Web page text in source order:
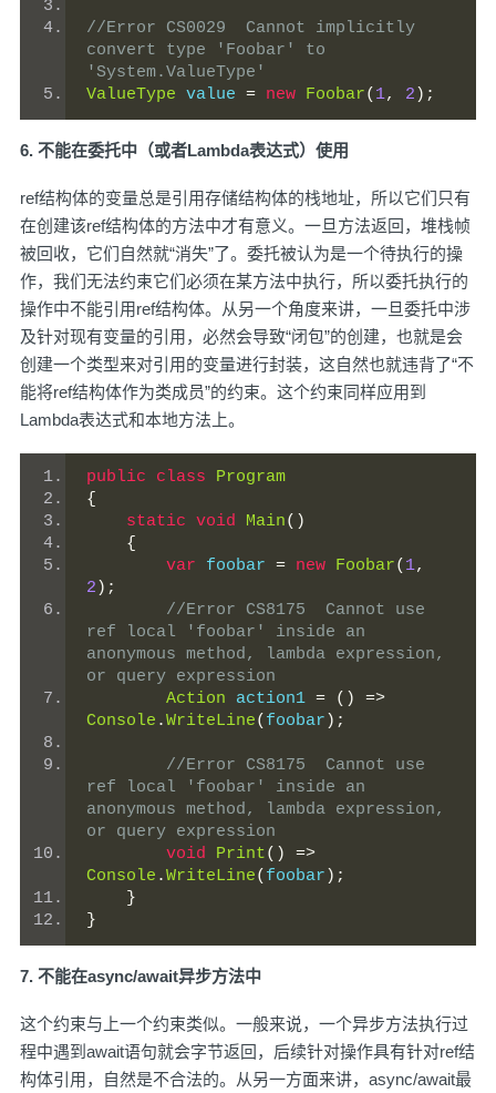
//Error	CS0029	Cannot implicitly
convert type 'Foobar' to
'System.ValueType'
ValueType value = new Foobar( 1, 2 );
6. 不能在委托中（或者Lambda表达式）使用
ref结构体的变量总是引用存储结构体的栈地址，所以它们只有
在创建该ref结构体的方法中才有意义。一旦方法返回，堆栈帧
被回收，它们自然就“消失”了。委托被认为是一个待执行的操
作，我们无法约束它们必须在某方法中执行，所以委托执行的
操作中不能引用ref结构体。从另一个角度来讲，一旦委托中涉
及针对现有变量的引用，必然会导致“闭包”的创建，也就是会
创建一个类型来对引用的变量进行封装，这自然也就违背了“不
能将ref结构体作为类成员”的约束。这个约束同样应用到
Lambda表达式和本地方法上。
public class
Program
{
static void Main()
{
var foobar = new Foobar( 1,
2 );
//Error CS8175  Cannot use
ref local 'foobar' inside an
anonymous method, lambda expression,
or query expression
Action action1 = ()
=>
Console .WriteLine( foobar );
//Error CS8175  Cannot use
ref local 'foobar' inside an
anonymous method, lambda expression,
or query expression
void
Print()
=>
Console .WriteLine( foobar );
}
}
7. 不能在async/await异步方法中
这个约束与上一个约束类似。一般来说，一个异步方法执行过
程中遇到await语句就会字节返回，后续针对操作具有针对ref结
构体引用，自然是不合法的。从另一方面来讲，async/await最